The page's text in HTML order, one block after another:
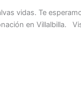
vidas. Te
en Villalbilla.